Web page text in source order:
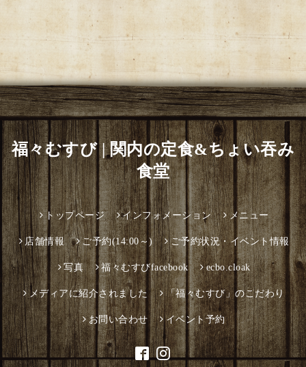
福々むすび | 関内の定食&ちょい吞み
食堂
トップページ インフォメーション メニュー
店舗情報 ご予約(14:00～) ご予約状況・イベント情報
写真 福々むすびfacebook ecbo.cloak
メディアに紹介されました 「福々むすび」のこだわり
お問い合わせ イベント予約